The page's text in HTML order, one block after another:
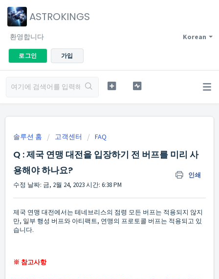
ASTROKINGS
Korean
환영합니다
로그인 가입
솔루션 홈 고객센터 FAQ
Q : 제국 연맹 대전을 입장하기 전 버프를 미리 사
용해야 하나요?
인쇄
수정 날짜: 금, 2월 24, 2023 시간: 6:38 PM
제국 연맹 대전에서는 테네브리스의 점령 모든 버프는 적용되지 않지
만, 일부 행성 버프와 아티팩트, 연맹의 프로토콜 버프는 적용되고 있
습니다.
※ 참고사항